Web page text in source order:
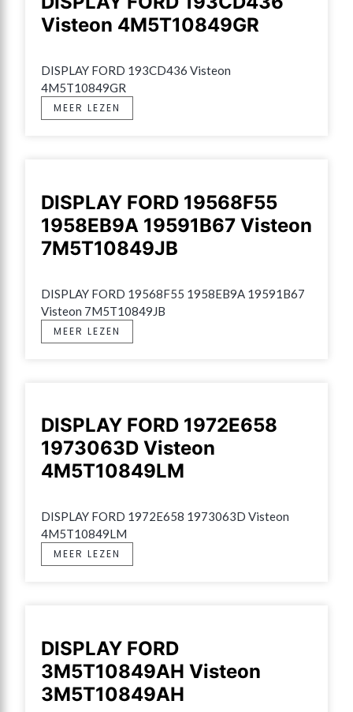
Visteon 4M5T10849GR
DISPLAY FORD 193CD436 Visteon
4M5T10849GR
MEER LEZEN
DISPLAY FORD 19568F55
1958EB9A 19591B67 Visteon
7M5T10849JB
DISPLAY FORD 19568F55 1958EB9A 19591B67
Visteon 7M5T10849JB
MEER LEZEN
DISPLAY FORD 1972E658
1973063D Visteon
4M5T10849LM
DISPLAY FORD 1972E658 1973063D Visteon
4M5T10849LM
MEER LEZEN
DISPLAY FORD
3M5T10849AH Visteon
3M5T10849AH